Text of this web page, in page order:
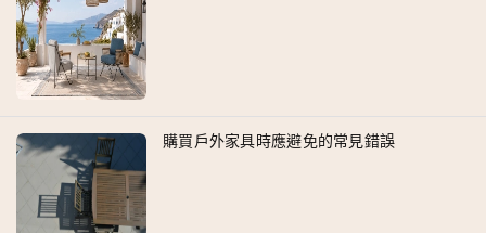
購買戶外家具時應避免的常見錯誤